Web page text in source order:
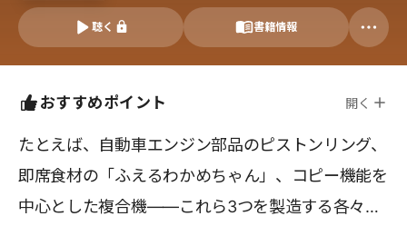
聴く 書籍情報
おすすめポイント 開く
たとえば、自動車エンジン部品のピストンリング、
即席食材の「ふえるわかめちゃん」、コピー機能を
中心とした複合機――これら3つを製造する各々の